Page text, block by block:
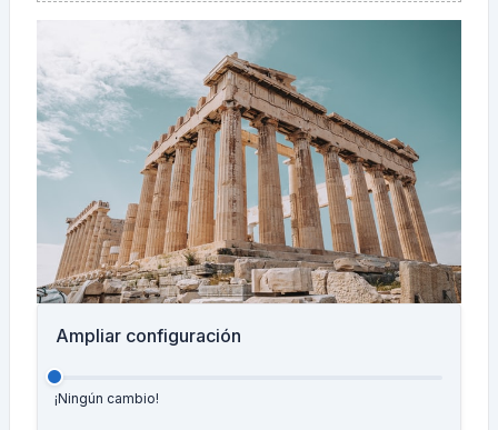
Ampliar configuración
¡Ningún cambio!